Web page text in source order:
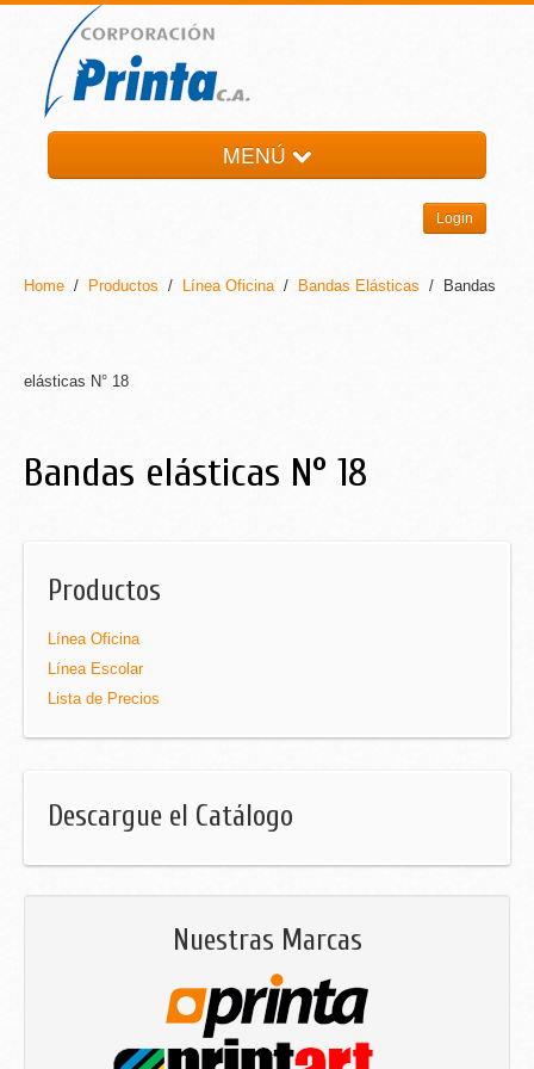
MENÚ
Login
Home / Productos / Línea Oficina/ Bandas Elásticas / Bandas
elásticas N° 18
Bandas elásticas N° 18
Productos
Línea Oficina
Línea Escolar
Lista de Precios
Descargue el Catálogo
Nuestras Marcas